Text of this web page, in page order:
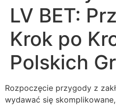
LV BET:
Krok po
Polskich
Rozpoczęcie przygody z
wydawać się